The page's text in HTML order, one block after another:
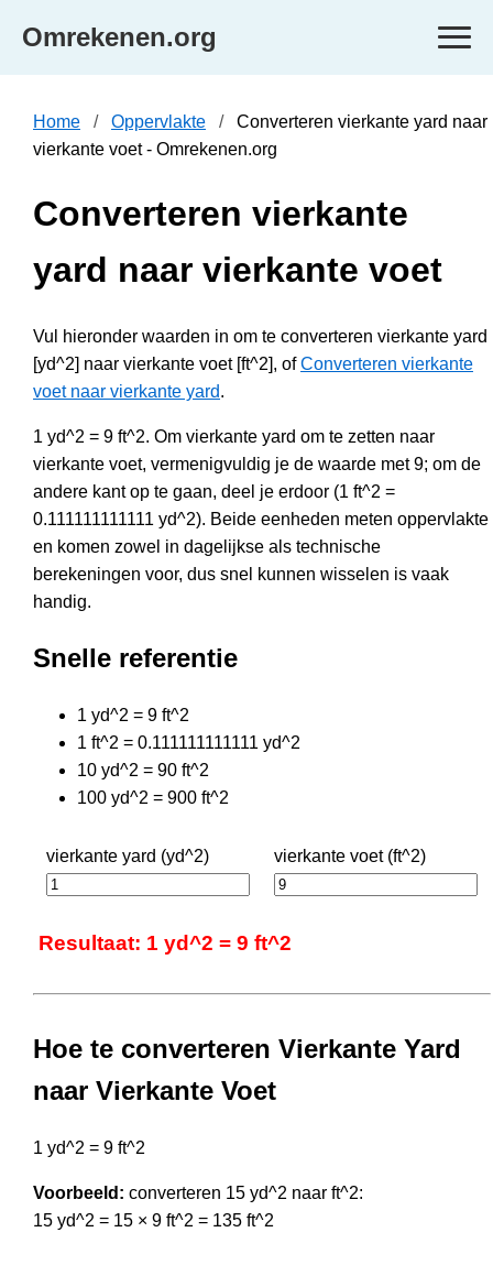
Omrekenen.org
Home Oppervlakte
Converteren vierkante yard naar
vierkante voet - Omrekenen.org
Converteren vierkante
yard naar vierkante voet
Vul hieronder waarden in om te converteren vierkante yard
[yd^2] naar vierkante voet [ft^2], ofConverteren vierkante
voet naar vierkante yard.
1 yd^2 = 9 ft^2. Om vierkante yard om te zetten naar
vierkante voet, vermenigvuldig je de waarde met 9; om de
andere kant op te gaan, deel je erdoor (1 ft^2 =
0.111111111111 yd^2). Beide eenheden meten oppervlakte
en komen zowel in dagelijkse als technische
berekeningen voor, dus snel kunnen wisselen is vaak
handig.
Snelle referentie
1 yd^2 = 9 ft^2
1 ft^2 = 0.111111111111 yd^2
10 yd^2 = 90 ft^2
100 yd^2 = 900 ft^2
vierkante yard (yd^2) vierkante voet (ft^2)
Resultaat: 1 yd^2 = 9 ft^2
Hoe te converteren Vierkante Yard
naar Vierkante Voet
1 yd^2 = 9 ft^2
Voorbeeld: converteren 15 yd^2 naar ft^2:
15 yd^2 = 15 × 9 ft^2 = 135 ft^2